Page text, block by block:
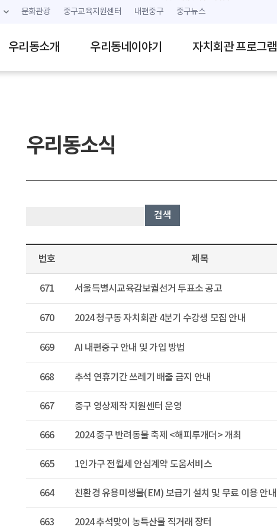
문화관광 중구교육지원센터 내편중구 중구뉴스
우리동소개 우리동네이야기 자치회관 프로그램
우리동소식
검색
번호 제목
671 서울특별시교육감보궐선거 투표소 공고
670 2024 청구동 자치회관 4분기 수강생 모집 안내
669 AI 내편중구 안내 및 가입 방법
668 추석 연휴기간 쓰레기 배출 금지 안내
667 중구 영상제작 지원센터 운영
666 2024 중구 반려동물 축제 <해피투개더> 개최
665 1인가구 전월세 안심계약 도움서비스
664 친환경 유용미생물(EM) 보급기 설치 및 무료 이용 안내
663 2024 추석맞이 농특산물 직거래 장터